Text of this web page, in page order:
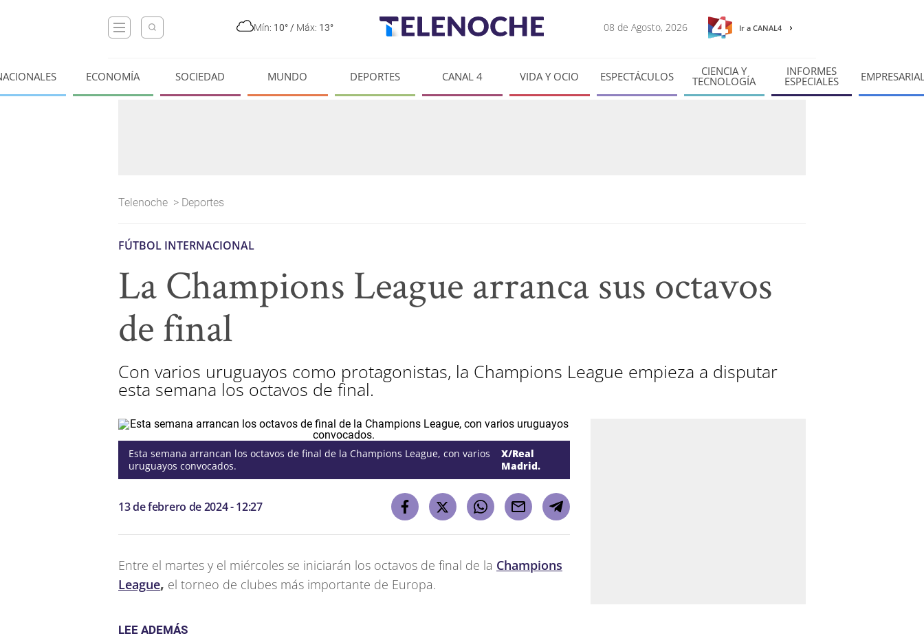
Mín: 10° / Máx: 13° 08 de Agosto, 2026 Ir a CANAL4
ECONOMÍA SOCIEDAD MUNDO DEPORTES CANAL 4 VIDA Y OCIO ESPECTÁCULOS CIENCIA Y
TECNOLOGÍA
INFORMES
ESPECIALES
Telenoche > Deportes
FÚTBOL INTERNACIONAL
La Champions League arranca sus octavos
de final
Con varios uruguayos como protagonistas, la Champions League empieza a disputar
esta semana los octavos de final.
Esta semana arrancan los octavos de final de la Champions League, con varios
uruguayos convocados.
X/Real
Madrid.
13 de febrero de 2024 - 12:27
Entre el martes y el miércoles se iniciarán los octavos de final de la Champions
League, el torneo de clubes más importante de Europa.
LEE ADEMÁS